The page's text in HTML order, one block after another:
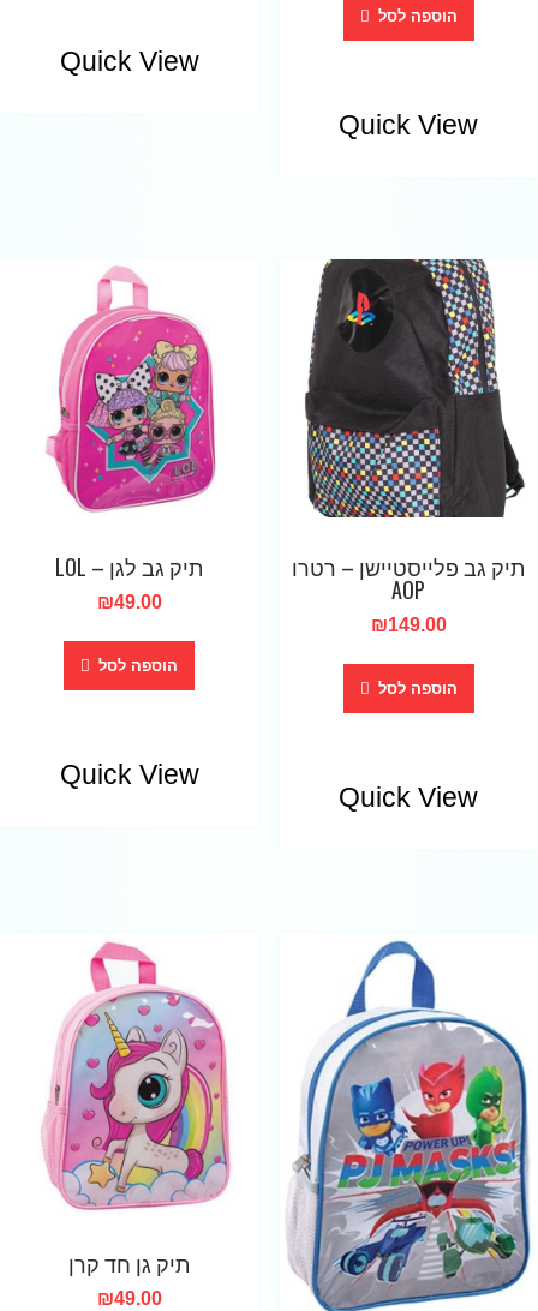
הוספה לסל
Quick View
Quick View
תיק גב פלייסטיישן – רטרו
AOP
₪149.00
הוספה לסל
Quick View
תיק גב לגן – LOL
₪49.00
הוספה לסל
Quick View
תיק גן חד קרן
₪49.00